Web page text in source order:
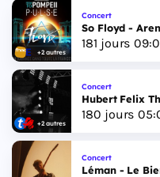
+2 autres
Concert
So Floyd -
181 jours 09:
+2 autres
Concert
Hubert Felix
180 jours 05:
Concert
Léman - Le